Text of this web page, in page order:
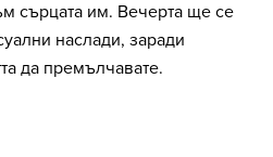
сърцата им. Вечерта ще се
наслади, заради
да премълчавате.